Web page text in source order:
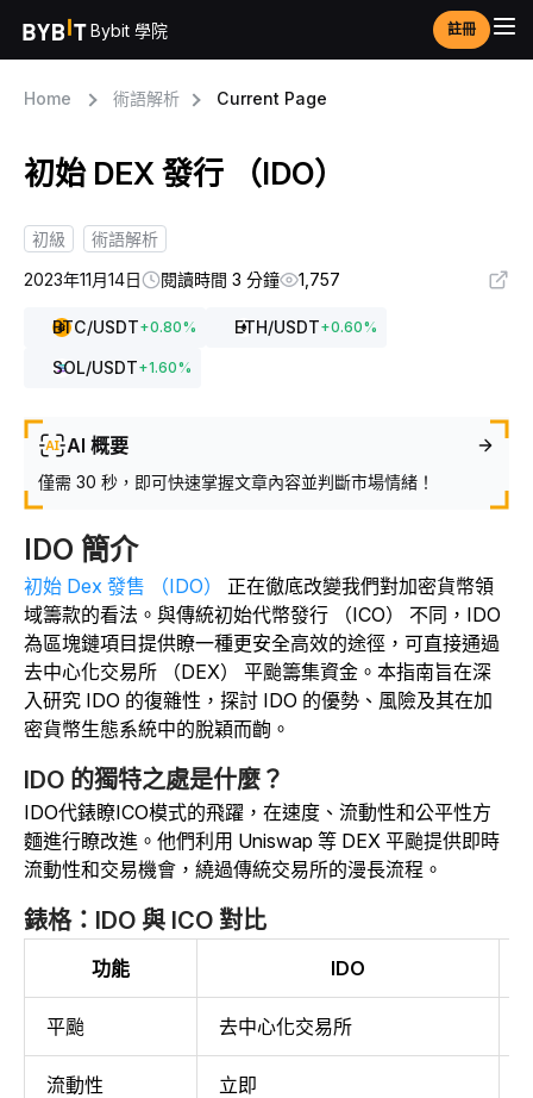
Bybit 學院 註冊
Home 術語解析 Current Page
初始 DEX 發行 （IDO）
初級
術語解析
2023年11月14日
閱讀時間 3 分鐘 1,757
BTC/USDT+0.80% ETH/USDT+0.60%
SOL/USDT+1.60%
AI 概要
僅需 30 秒，即可快速掌握文章內容並判斷市場情緒！
IDO 簡介
初始 Dex 發售 （IDO）
正在徹底改變我們對加密貨幣領
域籌款的看法。與傳統初始代幣發行 （ICO） 不同，IDO
為區塊鏈項目提供瞭一種更安全高效的途徑，可直接通過
去中心化交易所 （DEX） 平颱籌集資金。本指南旨在深
入研究 IDO 的復雜性，探討 IDO 的優勢、風險及其在加
密貨幣生態系統中的脫穎而齣。
IDO 的獨特之處是什麼？
IDO代錶瞭ICO模式的飛躍，在速度、流動性和公平性方
麵進行瞭改進。他們利用 Uniswap 等 DEX 平颱提供即時
流動性和交易機會，繞過傳統交易所的漫長流程。
錶格：IDO 與 ICO 對比
功能 IDO
平颱 去中心化交易所
流動性 立即